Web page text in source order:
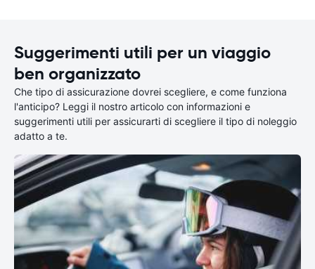
Suggerimenti utili per un viaggio
ben organizzato
Che tipo di assicurazione dovrei scegliere, e come funziona
l'anticipo? Leggi il nostro articolo con informazioni e
suggerimenti utili per assicurarti di scegliere il tipo di noleggio
adatto a te.